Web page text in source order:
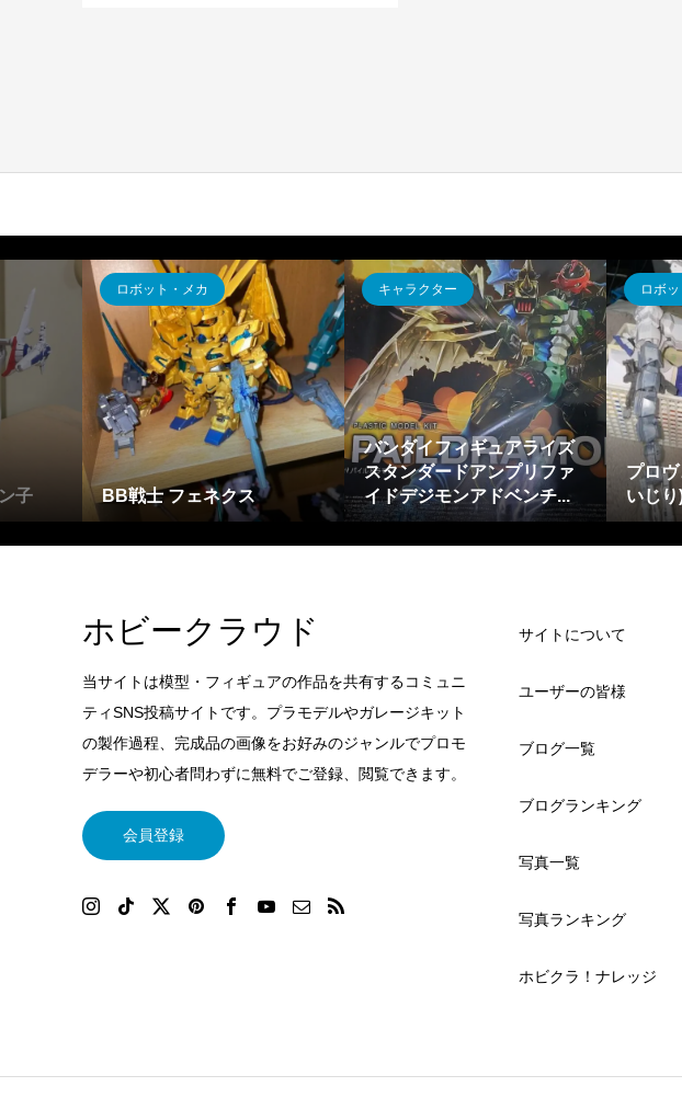
子
ロボット・メカ
BB戦士 フェネクス
キャラクター
バンダイフィギュアライズ
スタンダードアンプリファ
イドデジモンアドベンチ...
ロボ
プロ
いじり
ホビークラウド
当サイトは模型・フィギュアの作品を共有するコミュニ
ティSNS投稿サイトです。プラモデルやガレージキット
の製作過程、完成品の画像をお好みのジャンルでプロモ
デラーや初心者問わずに無料でご登録、閲覧できます。
会員登録
サイトについて
ユーザーの皆様
ブログ一覧
ブログランキング
写真一覧
写真ランキング
ホビクラ！ナレッジ